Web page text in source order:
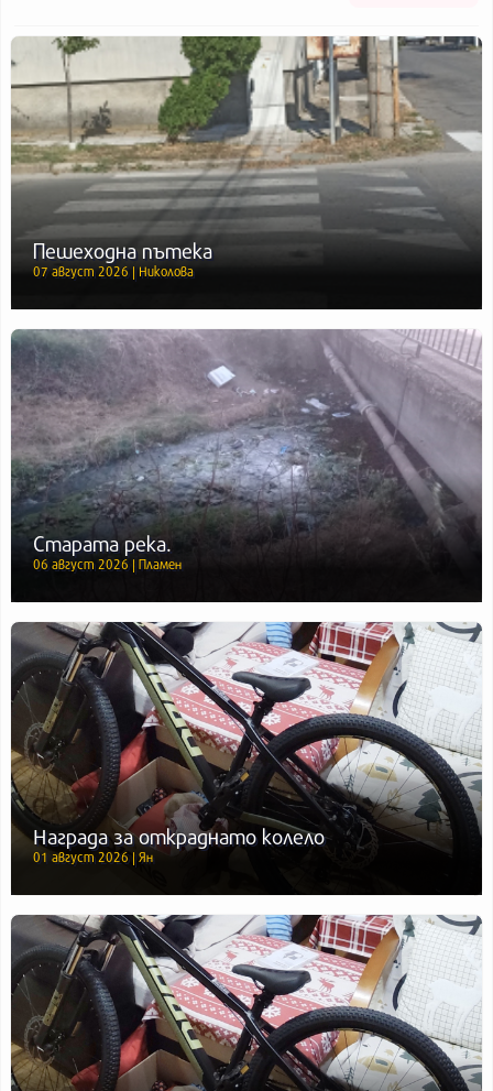
Пешеходна пътека
07 август 2026 | Николова
Старата река.
06 август 2026 | Пламен
Награда за откраднато колело
01 август 2026 | Ян